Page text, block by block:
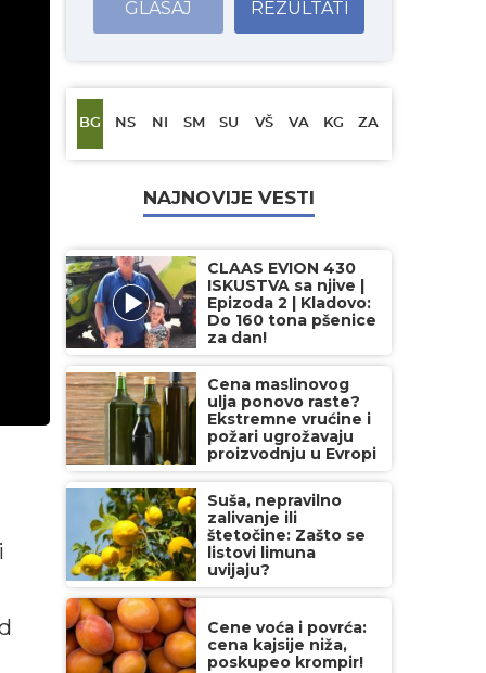
GLASAJ REZULTATI
BG NS NI SM SU VŠ VA KG ZA
NAJNOVIJE VESTI
CLAAS EVION 430
ISKUSTVA sa njive |
Epizoda 2 | Kladovo:
Do 160 tona pšenice
za dan!
Cena maslinovog
ulja ponovo raste?
Ekstremne vrućine i
požari ugrožavaju
proizvodnju u Evropi
Suša, nepravilno
zalivanje ili
štetočine: Zašto se
listovi limuna
uvijaju?
Cene voća i povrća:
cena kajsije niža,
poskupeo krompir!